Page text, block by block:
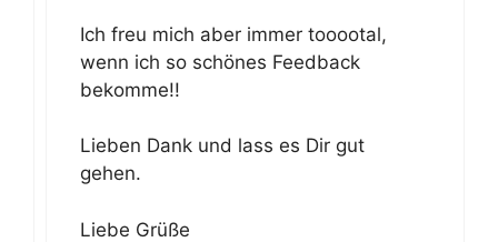
Ich freu mich aber immer tooootal,
wenn ich so schönes Feedback
bekomme!!
Lieben Dank und lass es Dir gut
gehen.
Liebe Grüße